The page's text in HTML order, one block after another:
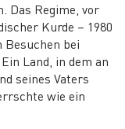
Das Regime, vor
Kurde – 1980
Besuchen bei
Land, in dem an
seines Vaters
wie ein